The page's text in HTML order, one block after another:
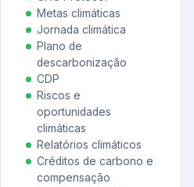
Metas climáticas
Jornada climática
Plano de
descarbonização
CDP
Riscos e
oportunidades
climáticas
Relatórios climáticos
Créditos de carbono e
compensação